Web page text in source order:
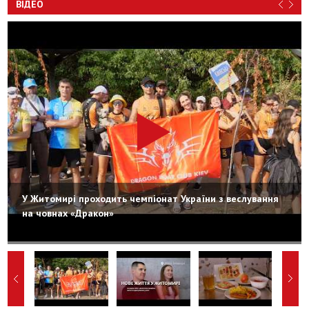
ВІДЕО
У Житомирі проходить чемпіонат України з веслування
на човнах «Дракон»